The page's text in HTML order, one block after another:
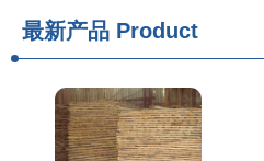
最新产品 Product